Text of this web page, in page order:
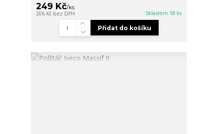
249 Kč/ks
206 Kč bez DPH Skladem 18 ks
Přidat do košíku